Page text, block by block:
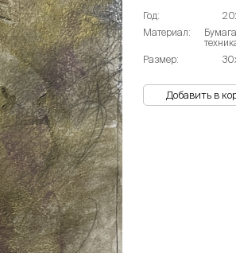
Год:
Материал:
Размер:
Добавить в